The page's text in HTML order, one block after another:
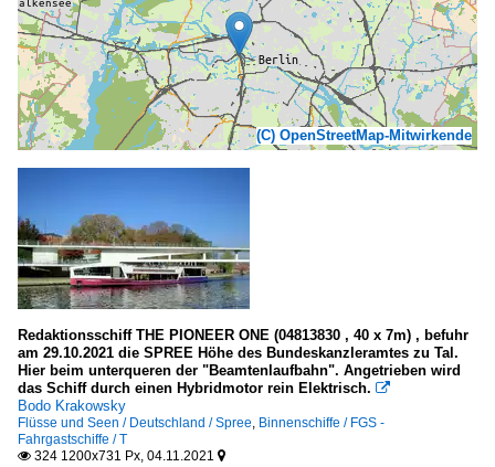
(C) OpenStreetMap-Mitwirkende
Redaktionsschiff THE PIONEER ONE (04813830 , 40 x 7m) , befuhr
am 29.10.2021 die SPREE Höhe des Bundeskanzleramtes zu Tal.
Hier beim unterqueren der "Beamtenlaufbahn". Angetrieben wird
das Schiff durch einen Hybridmotor rein Elektrisch. 
Bodo Krakowsky
Flüsse und Seen / Deutschland / Spree, Binnenschiffe / FGS -
Fahrgastschiffe / T
 324 1200x731 Px, 04.11.2021 